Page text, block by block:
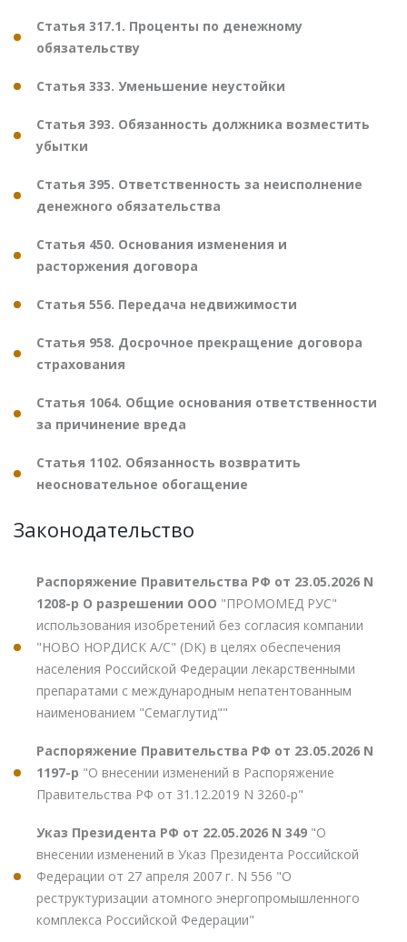
Статья 317.1. Проценты по денежному
обязательству
Статья 333. Уменьшение неустойки
Статья 393. Обязанность должника возместить
убытки
Статья 395. Ответственность за неисполнение
денежного обязательства
Статья 450. Основания изменения и
расторжения договора
Статья 556. Передача недвижимости
Статья 958. Досрочное прекращение договора
страхования
Статья 1064. Общие основания ответственности
за причинение вреда
Статья 1102. Обязанность возвратить
неосновательное обогащение
Законодательство
Распоряжение Правительства РФ от 23.05.2026 N
1208-р О разрешении ООО "ПРОМОМЕД РУС"
использования изобретений без согласия компании
"НОВО НОРДИСК А/С" (DK) в целях обеспечения
населения Российской Федерации лекарственными
препаратами с международным непатентованным
наименованием "Семаглутид""
Распоряжение Правительства РФ от 23.05.2026 N
1197-р "О внесении изменений в Распоряжение
Правительства РФ от 31.12.2019 N 3260-р"
Указ Президента РФ от 22.05.2026 N 349 "О
внесении изменений в Указ Президента Российской
Федерации от 27 апреля 2007 г. N 556 "О
реструктуризации атомного энергопромышленного
комплекса Российской Федерации"